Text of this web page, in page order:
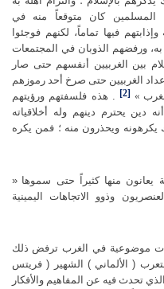
المسلمين كان متوقعاً منه في
فيها تماماً، لكنهم فوجئوا
به، ورفضهم الذوبان في المجتمعات
بين الغربيين أنفسهم حتى صار
أعداد الغربيين حتى صرخ أحد رموزهم
»
[2]
. هذه فلسفتهم ورؤيتهم
دين يحترم دينهم وله أخلاقياته
يكرهونه ويحذرون منه ؛ فمن يكره
يعانون منها كثيراً حتى سموها «
وذوو الاتجاهات اليمينية
موضوعية في الغرب ترفض ذلك
( الألماني ) الشهير ( فريتس
تحدث فيه عن المفاهيم والأفكار